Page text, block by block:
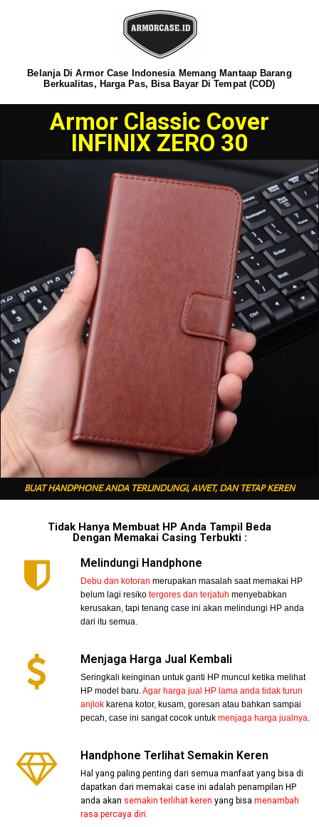
Belanja Di Armor Case Indonesia Memang Mantaap Barang
Berkualitas, Harga Pas, Bisa Bayar Di Tempat (COD)
Armor Classic Cover
INFINIX ZERO 30
BUAT HANDPHONE ANDA TERLINDUNGI, AWET, DAN TETAP KEREN
Tidak Hanya Membuat HP Anda Tampil Beda
Dengan Memakai Casing Terbukti :
Melindungi Handphone
Debu dan kotoran merupakan masalah saat memakai HP
belum lagi resiko tergores dan terjatuh menyebabkan
kerusakan, tapi tenang case ini akan melindungi HP anda
dari itu semua.
Menjaga Harga Jual Kembali
Seringkali keinginan untuk ganti HP muncul ketika melihat
HP model baru.Agar harga jual HP lama anda tidak turun
anjlok karena kotor, kusam, goresan atau bahkan sampai
pecah, case ini sangat cocok untukmenjaga harga jualnya.
Handphone Terlihat Semakin Keren
Hal yang paling penting dari semua manfaat yang bisa di
dapatkan dari memakai case ini adalah penampilan HP
anda akan semakin terlihat keren yang bisamenambah
rasa percaya diri.